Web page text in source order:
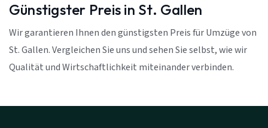
Günstigster Preis in St. Gallen
Wir garantieren Ihnen den günstigsten Preis für Umzüge von
St. Gallen. Vergleichen Sie uns und sehen Sie selbst, wie wir
Qualität und Wirtschaftlichkeit miteinander verbinden.